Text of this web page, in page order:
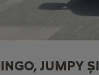
JUMPY